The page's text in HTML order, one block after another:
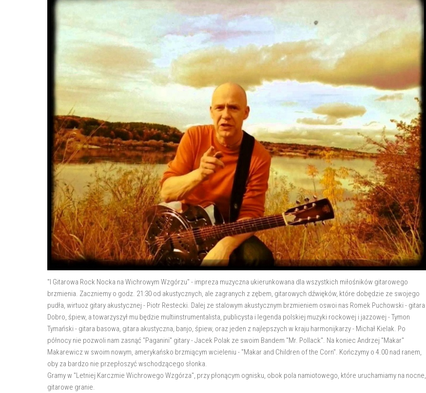
"I Gitarowa Rock Nocka na Wichrowym Wzgórzu" - impreza muzyczna ukierunkowana dla wszystkich miłośników gitarowego
brzmienia. Zaczniemy o godz. 21:30 od akustycznych, ale zagranych z zębem, gitarowych dźwięków, które dobędzie ze swojego
pudła, wirtuoz gitary akustycznej - Piotr Restecki. Dalej ze stalowym akustycznym brzmieniem oswoi nas Romek Puchowski - gitara
Dobro, śpiew, a towarzyszył mu będzie multiinstrumentalista, publicysta i legenda polskiej muzyki rockowej i jazzowej - Tymon
Tymański - gitara basowa, gitara akustyczna, banjo, śpiew, oraz jeden z najlepszych w kraju harmonijkarzy - Michał Kielak. Po
północy nie pozwoli nam zasnąć "Paganini" gitary - Jacek Polak ze swoim Bandem "Mr. Pollack". Na koniec Andrzej "Makar"
Makarewicz w swoim nowym, amerykańsko brzmiącym wcieleniu - "Makar and Children of the Corn". Kończymy o 4.00 nad ranem,
oby za bardzo nie przepłoszyć wschodzącego słonka.
Gramy w "Letniej Karczmie Wichrowego Wzgórza", przy płonącym ognisku, obok pola namiotowego, które uruchamiamy na nocne,
gitarowe granie.